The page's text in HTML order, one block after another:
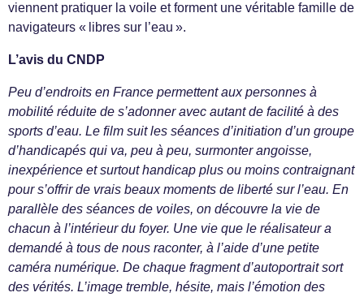
viennent pratiquer la voile et forment une véritable famille de
navigateurs « libres sur l’eau ».
L’avis du CNDP
Peu d’endroits en France permettent aux personnes à
mobilité réduite de s’adonner avec autant de facilité à des
sports d’eau. Le film suit les séances d’initiation d’un groupe
d’handicapés qui va, peu à peu, surmonter angoisse,
inexpérience et surtout handicap plus ou moins contraignant
pour s’offrir de vrais beaux moments de liberté sur l’eau. En
parallèle des séances de voiles, on découvre la vie de
chacun à l’intérieur du foyer. Une vie que le réalisateur a
demandé à tous de nous raconter, à l’aide d’une petite
caméra numérique. De chaque fragment d’autoportrait sort
des vérités. L’image tremble, hésite, mais l’émotion des